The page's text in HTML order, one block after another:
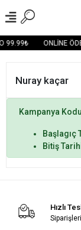
99.99₺ ONLİNE
Nuray kaçar
Kampanya
Başlagıç
Bitiş
Hızlı